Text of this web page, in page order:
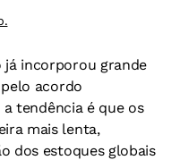
já incorporou grande
acordo
tendência é que os
mais lenta,
dos estoques globais